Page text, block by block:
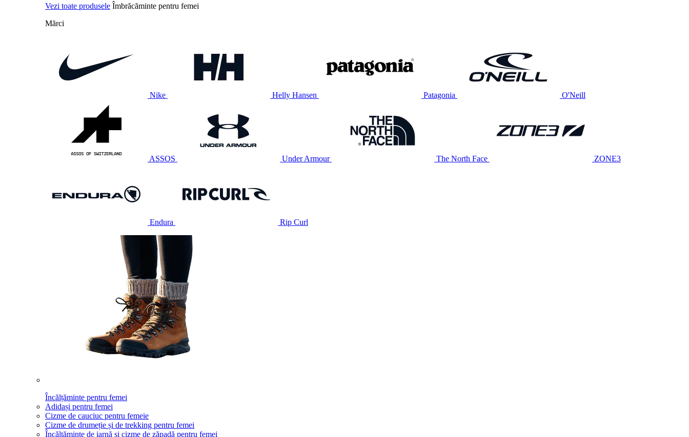
Vezi toate produsele Îmbrăcăminte pentru femei
Mărci
Nike Helly Hansen Patagonia O'Neill
ASSOS Under Armour The North Face ZONE3
Endura Rip Curl
Încălțăminte pentru femei
Adidași pentru femei
Cizme de cauciuc pentru femeie
Cizme de drumeție și de trekking pentru femei
Încălțăminte de iarnă și cizme de zăpadă pentru femei